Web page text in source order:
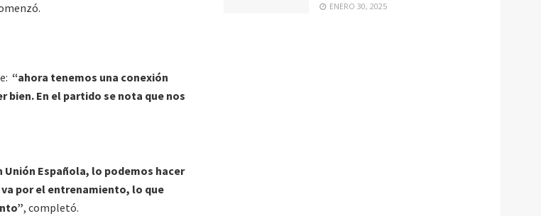
“ahora tenemos una conexión
bien. En el partido se nota que nos
Española, lo podemos hacer
por el entrenamiento, lo que
, completó.
ENERO 30, 2025